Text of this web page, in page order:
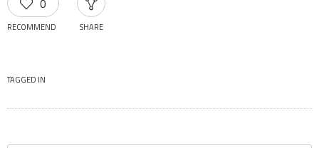
0
RECOMMEND SHARE
TAGGED IN